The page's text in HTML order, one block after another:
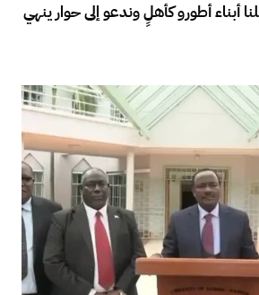
أبناء أطورو كأهلٍ وندعو إلى حوار ينهي